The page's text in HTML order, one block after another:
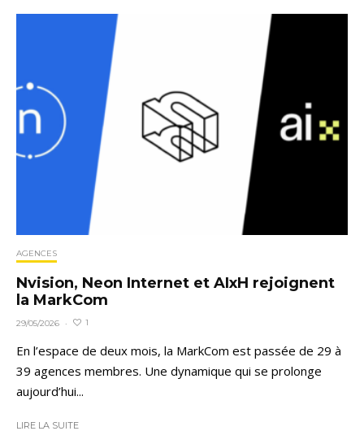
AGENCES
Nvision, Neon Internet et AIxH rejoignent
la MarkCom
29/05/2026 · 1
En l’espace de deux mois, la MarkCom est passée de 29 à
39 agences membres. Une dynamique qui se prolonge
aujourd’hui...
LIRE LA SUITE